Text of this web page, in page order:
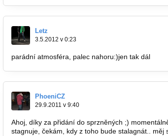
Letz
3.5.2012 v 0:23
parádní atmosféra, palec nahoru:)jen tak dál
PhoeniCZ
29.9.2011 v 9:40
Ahoj, díky za přidání do sprzněných ;)
stagnuje, čekám, kdy z toho bude stalagnát.. měj